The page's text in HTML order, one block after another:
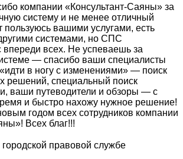
компании «Консультант-Саяны» за
систему и не менее отличный
пользуюсь вашими услугами, есть
системами, но СПС
впереди всех. Не успеваешь за
— спасибо ваши специалисты
в ногу с изменениями» — поиск
решений, специальный поиск
ваши путеводители и обзоры — с
и быстро нахожу нужное решение!
годом всех сотрудников компании
Всех благ!!!
правовой службе